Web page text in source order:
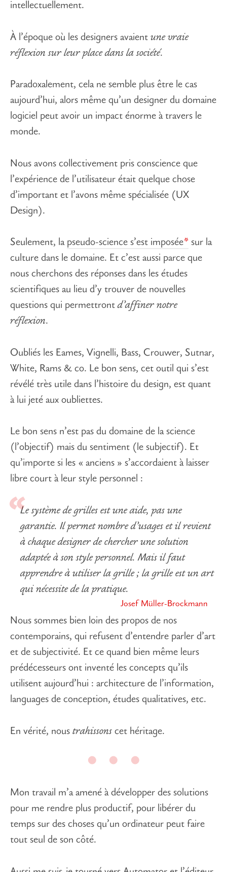
intellectuellement.
À l’époque où les designers avaient une vraie
réflexion sur leur place dans la société.
Paradoxalement, cela ne semble plus être le cas
aujourd’hui, alors même qu’un designer du domaine
logiciel peut avoir un impact énorme à travers le
monde.
Nous avons collectivement pris conscience que
l’expérience de l’utilisateur était quelque chose
d’important et l’avons même spécialisée (UX
Design).
Seulement, la pseudo-science s’est imposée sur la
culture dans le domaine. Et c’est aussi parce que
nous cherchons des réponses dans les études
scientifiques au lieu d’y trouver de nouvelles
questions qui permettrontd’affiner notre
réflexion.
Oubliés les Eames, Vignelli, Bass, Crouwer, Sutnar,
White, Rams & co. Le bon sens, cet outil qui s’est
révélé très utile dans l’histoire du design, est quant
à lui jeté aux oubliettes.
Le bon sens n’est pas du domaine de la science
(l’objectif) mais du sentiment (le subjectif). Et
qu’importe si les « anciens » s’accordaient à laisser
libre court à leur style personnel :
Le système de grilles est une aide, pas une
garantie. Il permet nombre d’usages et il revient
à chaque designer de chercher une solution
adaptée à son style personnel. Mais il faut
apprendre à utiliser la grille ; la grille est un art
qui nécessite de la pratique.
Josef Müller-Brockmann
Nous sommes bien loin des propos de nos
contemporains, qui refusent d’entendre parler d’art
et de subjectivité. Et ce quand bien même leurs
prédécesseurs ont inventé les concepts qu’ils
utilisent aujourd’hui : architecture de l’information,
languages de conception, études qualitatives, etc.
En vérité, nous trahissons cet héritage.
Mon travail m’a amené à développer des solutions
pour me rendre plus productif, pour libérer du
temps sur des choses qu’un ordinateur peut faire
tout seul de son côté.